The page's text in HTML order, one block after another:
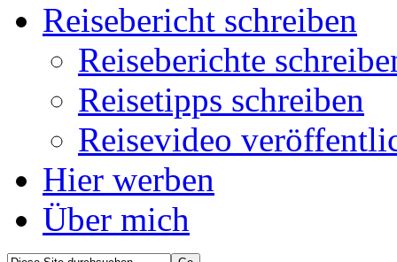
Reisebericht schreiben
Reiseberichte
Reisetipps schreiben
Reisevideo
Hier werben
Über mich